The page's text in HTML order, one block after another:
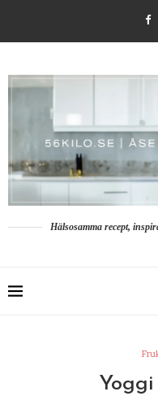
Hälsosamma recept,